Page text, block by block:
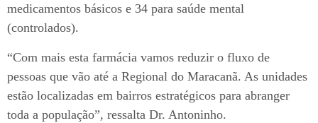
medicamentos básicos e 34 para saúde mental
(controlados).
“Com mais esta farmácia vamos reduzir o fluxo de
pessoas que vão até a Regional do Maracanã. As unidades
estão localizadas em bairros estratégicos para abranger
toda a população”, ressalta Dr. Antoninho.